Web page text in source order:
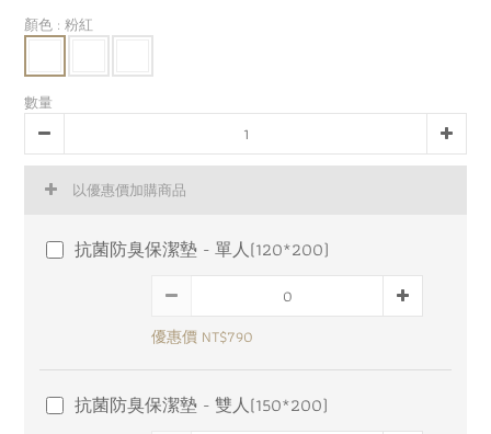
顏色 : 粉紅
數量
以優惠價加購商品
抗菌防臭保潔墊 - 單人(120*200)
優惠價 NT$790
抗菌防臭保潔墊 - 雙人(150*200)